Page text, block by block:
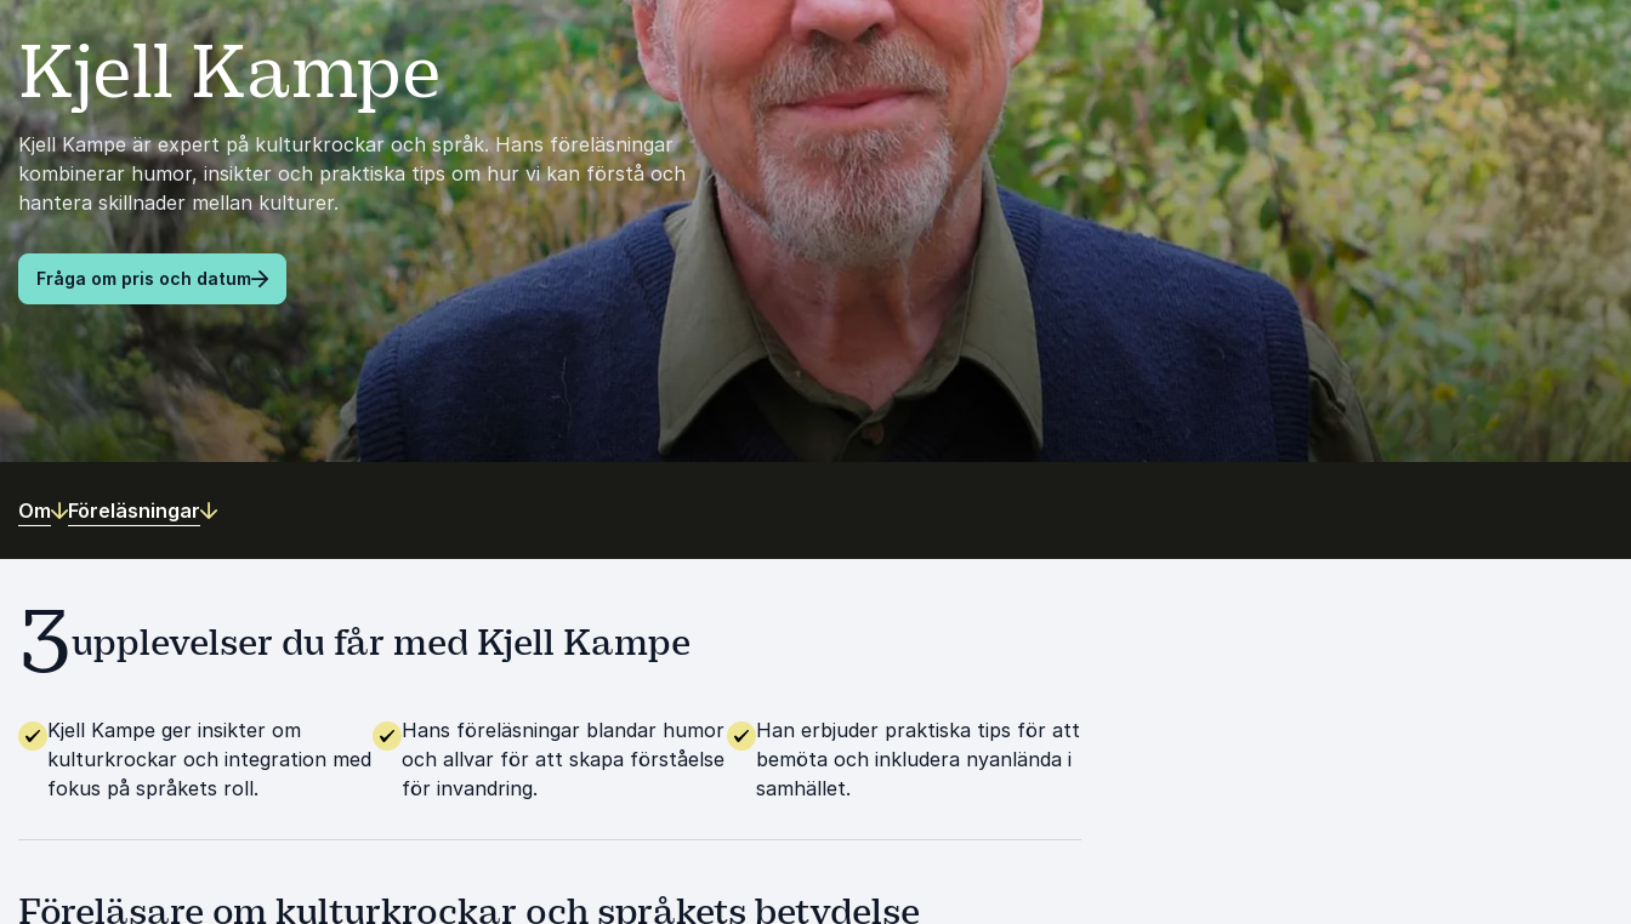
Kjell Kampe
Kjell Kampe är expert på kulturkrockar och språk. Hans föreläsningar
kombinerar humor, insikter och praktiska tips om hur vi kan förstå och
hantera skillnader mellan kulturer.
Fråga om pris och datum
Företag eller organisation
Info om ditt evenemang
Skicka förfrågan
Ring oss
08-250 150
Om Föreläsningar
3upplevelser du får med Kjell Kampe
Kjell Kampe ger insikter om
kulturkrockar och integration med
fokus på språkets roll.
Hans föreläsningar blandar humor
och allvar för att skapa förståelse
för invandring.
Han erbjuder praktiska tips för att
bemöta och inkludera nyanlända i
samhället.
Föreläsare om kulturkrockar och språkets betydelse